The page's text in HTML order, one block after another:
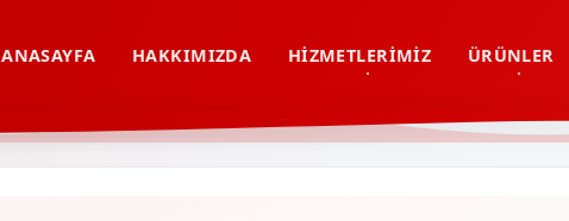
ANASAYFA HAKKIMIZDA HIZMETLERIMIZ ÜRÜNLER